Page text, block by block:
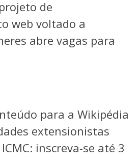
em Rede
de
web voltado a
abre vagas para
para a Wikipédia
extensionistas
inscreva-se até 3